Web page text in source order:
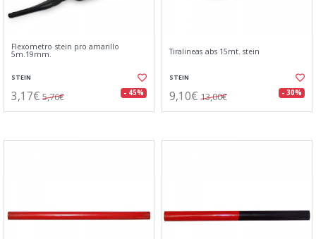
Flexometro stein pro amarillo
5m.19mm.
STEIN
3,17€ 5,76€ - 45%
Tiralineas abs 15mt. stein
STEIN
9,10€ 13,00€ - 30%